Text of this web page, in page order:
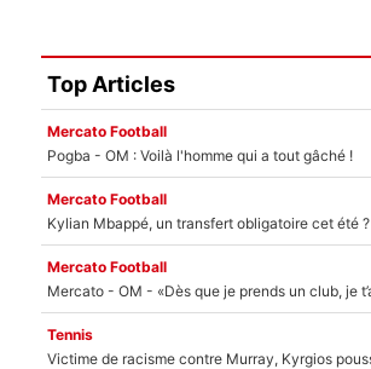
Top Articles
Mercato Football
Pogba - OM : Voilà l'homme qui a tout gâché !
Mercato Football
Kylian Mbappé, un transfert obligatoire cet été ?
Mercato Football
Tennis